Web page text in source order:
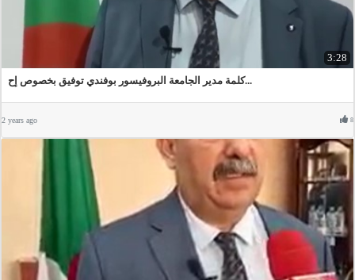
3:28
كلمة مدير الجامعة البروفيسور بوفندي توفيق بخصوص إح...
2 years ago 8